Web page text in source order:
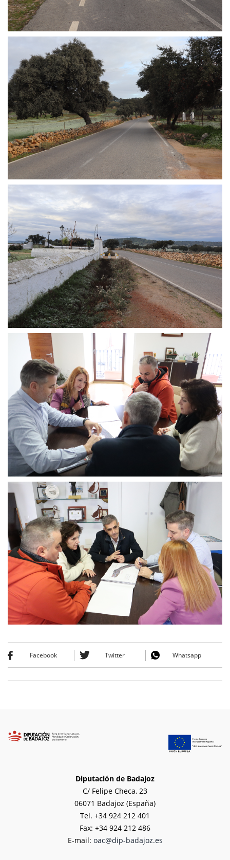
Facebook Twitter Whatsapp
Diputación de Badajoz
C/ Felipe Checa, 23
06071 Badajoz (España)
Tel. +34 924 212 401
Fax: +34 924 212 486
E-mail: oac@dip-badajoz.es